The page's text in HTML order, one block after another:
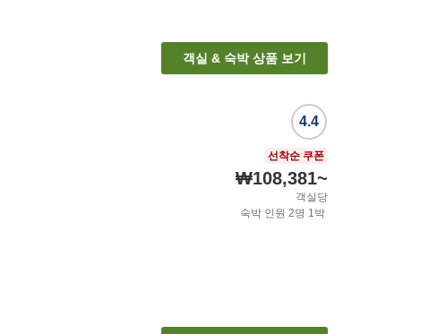
객실 & 숙박 상품 보기
4.4
선착순 쿠폰
₩108,381~
객실당
숙박 인원 2명 1 박